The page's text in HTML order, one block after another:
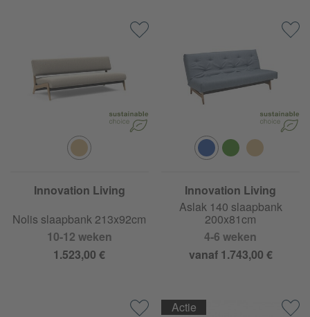
Innovation Living
Nolis slaapbank 213x92cm
10-12 weken
1.523,00 €
Innovation Living
Aslak 140 slaapbank
200x81cm
4-6 weken
vanaf 1.743,00 €
Actie